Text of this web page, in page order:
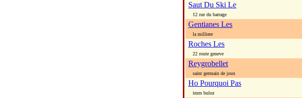
Saut Du Ski Le
12 rue du barrage
Gentianes Les
la milliere
Roches Les
22 route geneve
Reygrobellet
saint germain de joux
Ho Pourquoi Pas
imm buloz